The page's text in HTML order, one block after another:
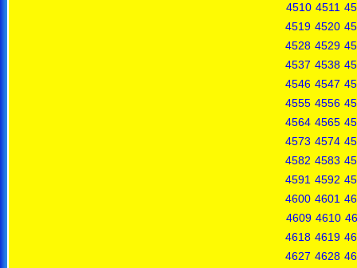
4510 4511
4519 4520
4528 4529
4537 4538
4546 4547
4555 4556
4564 4565
4573 4574
4582 4583
4591 4592
4600 4601
4609 4610
4618 4619
4627 4628